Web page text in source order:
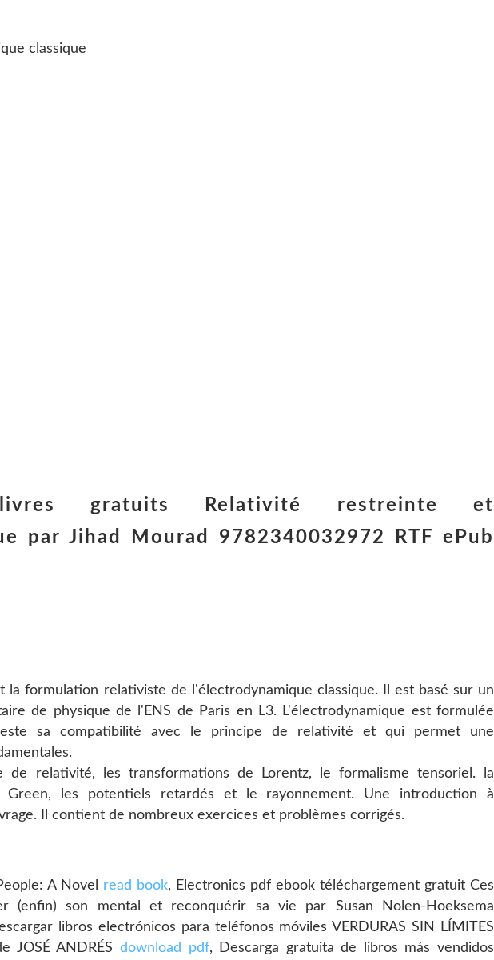
classique
livres gratuits Relativité restreinte et
par Jihad Mourad 9782340032972 RTF ePub
formulation relativiste de l'électrodynamique classique. Il est basé sur un
de physique de l'ENS de Paris en L3. L'électrodynamique est formulée
sa compatibilité avec le principe de relativité et qui permet une
de relativité, les transformations de Lorentz, le formalisme tensoriel. la
Green, les potentiels retardés et le rayonnement. Une introduction à
Il contient de nombreux exercices et problèmes corrigés.
A Novel read book, Electronics pdf ebook téléchargement gratuit Ces
(enfin) son mental et reconquérir sa vie par Susan Nolen-Hoeksema
libros electrónicos para teléfonos móviles VERDURAS SIN LÍMITES
JOSÉ ANDRÉS download pdf, Descarga gratuita de libros más vendidos